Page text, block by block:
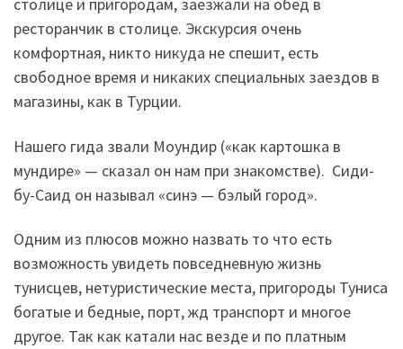
ресторанчик в столице. Экскурсия очень
комфортная, никто никуда не спешит, есть
свободное время и никаких специальных заездов в
магазины, как в Турции.
Нашего гида звали Моундир («как картошка в
мундире» — сказал он нам при знакомстве). Сиди-
бу-Саид он называл «синэ — бэлый город».
Одним из плюсов можно назвать то что есть
возможность увидеть повседневную жизнь
тунисцев, нетуристические места, пригороды Туниса
богатые и бедные, порт, жд транспорт и многое
другое. Так как катали нас везде и по платным